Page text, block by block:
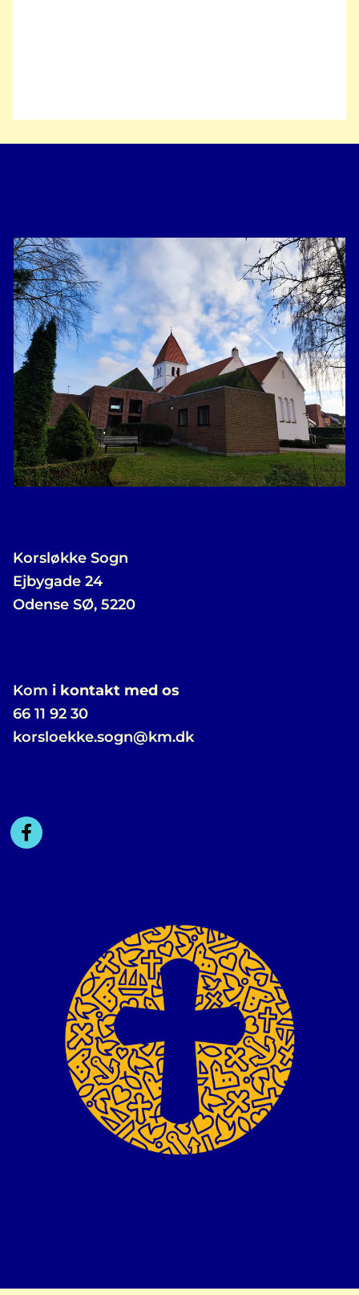
Korsløkke Sogn
Ejbygade 24
Odense SØ, 5220
Kom i kontakt med os
66 11 92 30
korsloekke.sogn@km.dk